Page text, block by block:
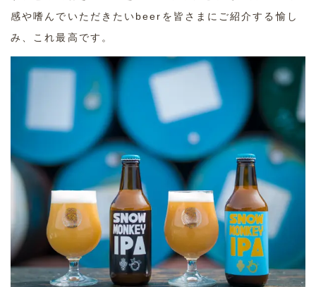
感や嗜んでいただきたいbeerを皆さまにご紹介する愉し
み、これ最高です。